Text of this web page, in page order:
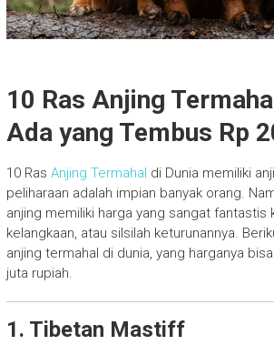
10 Ras Anjing
Ada yang Tembus Rp
10 Ras Anjing Termahal di Dunia memiliki
peliharaan adalah impian banyak orang.
anjing memiliki harga yang sangat fantastis
kelangkaan, atau silsilah keturunannya.
anjing termahal di dunia, yang harganya
juta rupiah.
1. Tibetan Mastiff